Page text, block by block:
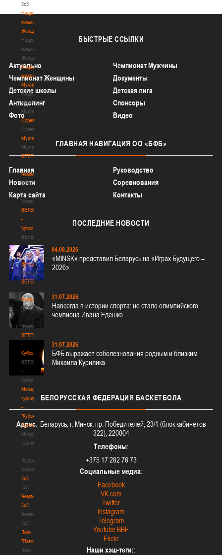
3х3
Национальная
команда.
Женщины
Национальная
команда.
Женщины
Национальная
команда.
Мужчины
Национальная
команда.
Мужчины
Соревнования
Соревнования
Мужчины
Мужчины
BETERA
-
Чемпионат
BETERA
-
Чемпионат
BETERA
-
Кубок
BETERA
-
Кубок
Женщины
Женщины
BETERA
-
Чемпионат
BETERA
-
Чемпионат
BETERA
-
Кубок
BETERA
-
Кубок
Международный
турнир
-
"Кубок
Халипского"
Международный
турнир
-
"Кубок
Халипского"
3x3
3x3
Чемпионат
3х3
Чемпионат
3х3
Лига
"Палова"
Лига
БЫСТРЫЕ ССЫЛКИ
Актуально
Чемпионат Мужчины
Чемпионат Женщины
Документы
Детские школы
Детская лига
Антидопинг
Спонсоры
Фото
Видео
ГЛАВНАЯ НАВИГАЦИЯ ОО «БФБ»
Главная
Руководство
Новости
Соревнования
Карта сайта
Контакты
ПОСЛЕДНИЕ НОВОСТИ
04.08.2026
«MINSK» представил Беларусь на «Играх Будущего –
2026»
31.07.2026
Навсегда в истории спорта: не стало олимпийского
чемпиона Ивана Едешко
31.07.2026
БФБ выражает соболезнования родным и близким
Михаила Курилика
БЕЛОРУССКАЯ ФЕДЕРАЦИЯ БАСКЕТБОЛА
Адрес: Беларусь, г. Минск, пр. Победителей, 23/1 (блок кабинетов
322), 220004
Телефоны:
+375 17 282 76 73
Социальные медиа:
Facebook
VK.com
Twitter
Instagram
Telegram
Youtube BBF
Flickr
Наши хэш-теги::